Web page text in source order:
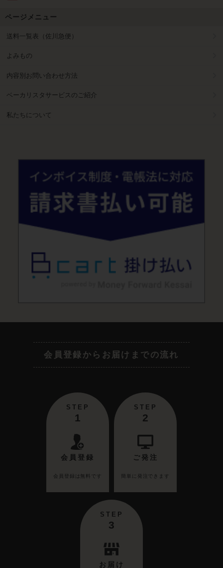
ページメニュー
送料一覧表（佐川急便）
よみもの
内容別お問い合わせ方法
ベーカリスタサービスのご紹介
私たちについて
会員登録からお届けまでの流れ
STEP
1
会員登録
会員登録は無料です
STEP
2
ご発注
簡単に発注できます
STEP
3
お届け